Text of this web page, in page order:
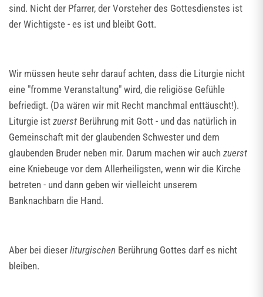
sind. Nicht der Pfarrer, der Vorsteher des Gottesdienstes ist
der Wichtigste - es ist und bleibt Gott.
Wir müssen heute sehr darauf achten, dass die Liturgie nicht
eine "fromme Veranstaltung" wird, die religiöse Gefühle
befriedigt. (Da wären wir mit Recht manchmal enttäuscht!).
Liturgie ist zuerst Berührung mit Gott - und das natürlich in
Gemeinschaft mit der glaubenden Schwester und dem
glaubenden Bruder neben mir. Darum machen wir auch zuerst
eine Kniebeuge vor dem Allerheiligsten, wenn wir die Kirche
betreten - und dann geben wir vielleicht unserem
Banknachbarn die Hand.
Aber bei dieser liturgischen Berührung Gottes darf es nicht
bleiben.